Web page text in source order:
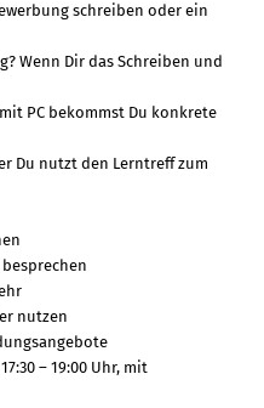
schreiben oder ein
Wenn Dir das Schreiben und
PC bekommst Du konkrete
Du nutzt den Lerntreff zum
nutzen
– 19:00 Uhr, mit